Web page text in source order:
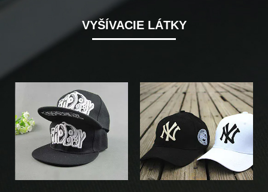
VYŠÍVACIE LÁTKY